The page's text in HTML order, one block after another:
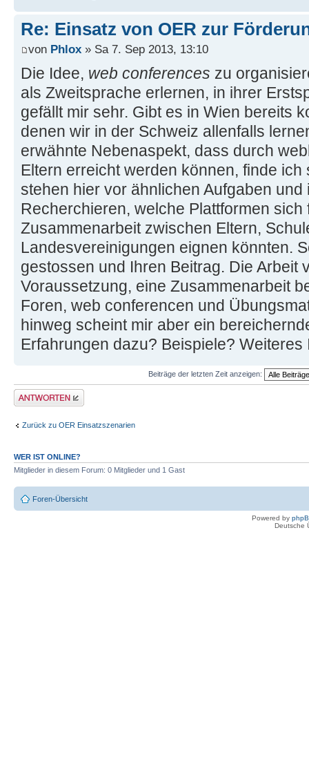
Re: Einsatz von OER zur
von Phlox » Sa 7. Sep 2013, 13:10
Die Idee, web conferences zu
als Zweitsprache erlernen, in ihrer
gefällt mir sehr. Gibt es in Wien bereits
denen wir in der Schweiz allenfalls
erwähnte Nebenaspekt, dass durch
Eltern erreicht werden können, finde
stehen hier vor ähnlichen Aufgaben und
Recherchieren, welche Plattformen
Zusammenarbeit zwischen Eltern,
Landesvereinigungen eignen könnten.
gestossen und Ihren Beitrag. Die Arbeit
Voraussetzung, eine Zusammenarbeit
Foren, web conferencen und
hinweg scheint mir aber ein
Erfahrungen dazu? Beispiele? Weiteres
Beiträge der letzten Zeit anzeigen:
Antwort erstellen
Zurück zu OER Einsatzszenarien
WER IST ONLINE?
Mitglieder in diesem Forum: 0 Mitglieder und 1 Gast
Foren-Übersicht
Powered by
Deutsche